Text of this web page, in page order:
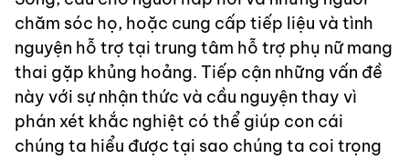
chăm sóc họ, hoặc cung cấp tiếp liệu và tình
nguyện hỗ trợ tại trung tâm hỗ trợ phụ nữ mang
thai gặp khủng hoảng. Tiếp cận những vấn đề
này với sự nhận thức và cầu nguyện thay vì
phán xét khắc nghiệt có thể giúp con cái
chúng ta hiểu được tại sao chúng ta coi trọng